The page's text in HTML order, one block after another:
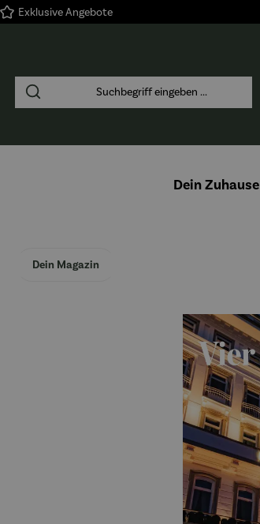
Zur Hauptnavigation springen
Exklusive Angebote
Dein Zuhause
Dein Magazin